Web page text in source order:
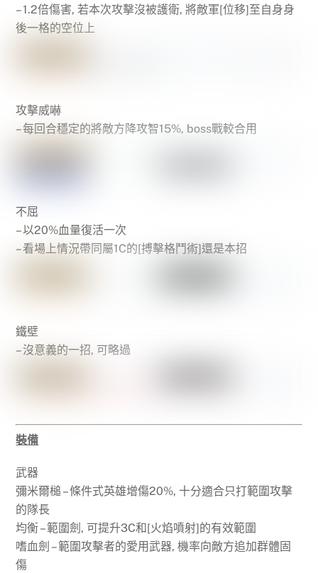
– 1.2倍傷害, 若本次攻擊沒被護衛, 將敵軍[位移]至自身身
後一格的空位上
攻擊威嚇
– 每回合穩定的將敵方降攻智15%, boss戰較合用
不屈
– 以20%血量復活一次
– 看場上情況帶同屬1C的[搏擊格鬥術]還是本招
鐵壁
– 沒意義的一招, 可略過
裝備
武器
彌米爾槌 – 條件式英雄增傷20%, 十分適合只打範圍攻擊
的隊長
均衡 – 範圍劍, 可提升3C和[火焰噴射]的有效範圍
嗜血劍 – 範圍攻擊者的愛用武器, 機率向敵方追加群體固
傷